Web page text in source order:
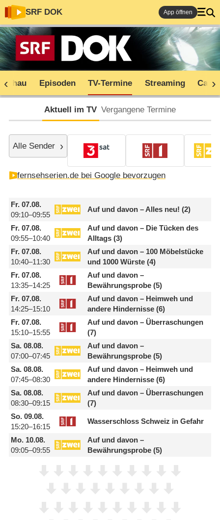
SRF DOK App öffnen
Episoden TV-Termine Streaming Cast
Aktuell im TV Vergangene Termine
Alle Sender
fernsehserien.de bei Google bevorzugen
Fr.07.08.
09:10–09:55
Auf und davon – Alles neu! (2)
Fr.07.08.
09:55–10:40
Auf und davon – Die Tücken des
Alltags (3)
Fr.07.08.
10:40–11:30
Auf und davon – 100 Möbelstücke
und 1000 Würste (4)
Fr.07.08.
13:35–14:25
Auf und davon –
Bewährungsprobe (5)
Fr.07.08.
14:25–15:10
Auf und davon – Heimweh und
andere Hindernisse (6)
Fr.07.08.
15:10–15:55
Auf und davon – Überraschungen
(7)
Sa.08.08.
07:00–07:45
Auf und davon –
Bewährungsprobe (5)
Sa.08.08.
07:45–08:30
Auf und davon – Heimweh und
andere Hindernisse (6)
Sa.08.08.
08:30–09:15
Auf und davon – Überraschungen
(7)
So.09.08.
15:20–16:15
Wasserschloss Schweiz in Gefahr
Mo.10.08.
09:05–09:55
Auf und davon –
Bewährungsprobe (5)